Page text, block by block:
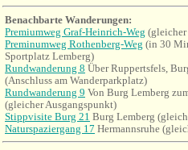
Benachbarte Wanderungen:
Premiumweg Graf-Heinrich-Weg
Preminumweg Rothenberg-Weg (in 30
Sportplatz Lemberg)
Rundwanderung 8 Über Ruppertsfels,
(Anschluss am Wanderparkplatz)
Rundwanderung 9 Von Burg Lemberg
(gleicher Ausgangspunkt)
Stippvisite Burg 21 Burg Lemberg
Naturspaziergang 17 Hermannsruhe